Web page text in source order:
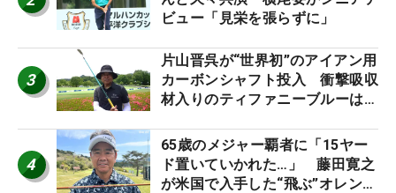
ビュー「見栄を張らずに」
3
片山晋呉が“世界初”のアイアン用
カーボンシャフト投入 衝撃吸収
材入りのティファニーブルーは
4
65歳のメジャー覇者に「15ヤー
ド置いていかれた…」 藤田寛之
が米国で入手した“飛ぶ”オレンジ